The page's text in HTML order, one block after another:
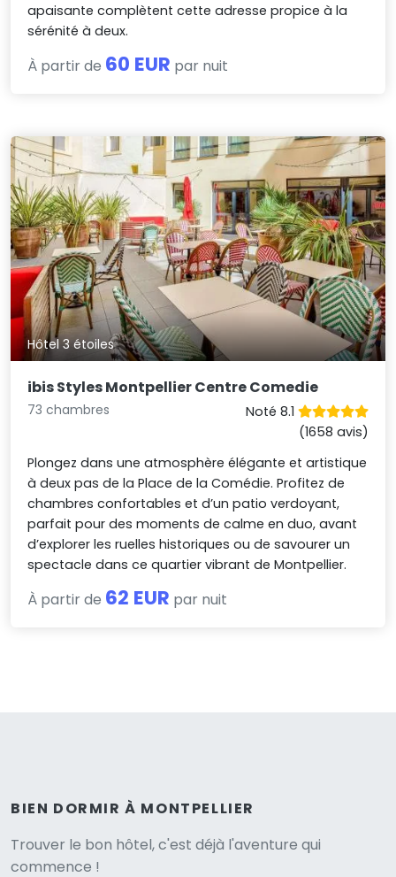
apaisante complètent cette adresse propice à la
sérénité à deux.
À partir de 60 EUR par nuit
Hôtel 3 étoiles
ibis Styles Montpellier Centre Comedie
73 chambres
Noté 8.1
(1658 avis)
Plongez dans une atmosphère élégante et artistique
à deux pas de la Place de la Comédie. Profitez de
chambres confortables et d’un patio verdoyant,
parfait pour des moments de calme en duo, avant
d’explorer les ruelles historiques ou de savourer un
spectacle dans ce quartier vibrant de Montpellier.
À partir de 62 EUR par nuit
BIEN DORMIR À MONTPELLIER
Trouver le bon hôtel, c'est déjà l'aventure qui
commence !